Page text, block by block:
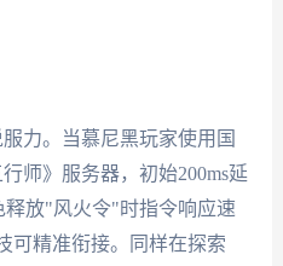
力。当慕尼黑玩家使用国
师》服务器，初始200ms延
释放"风火令"时指令响应速
可精准衔接。同样在探索